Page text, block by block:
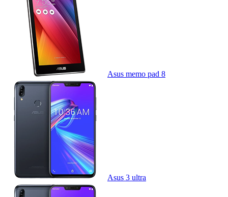
Asus memo pad 8
Asus 3 ultra